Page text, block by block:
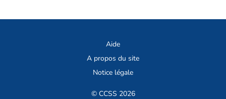
Aide
A propos du site
Notice légale
© CCSS 2026